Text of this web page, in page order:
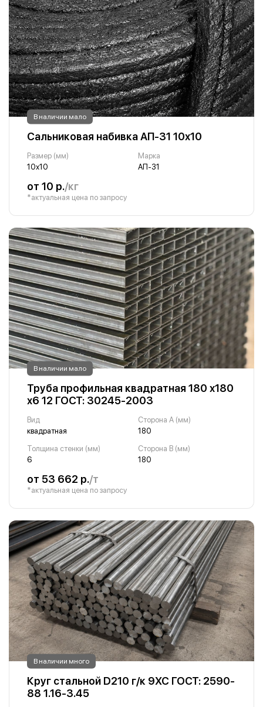
В наличии мало
Сальниковая набивка АП-31 10х10
Размер (мм)
10х10
Марка
АП-31
от 10 р./кг
*актуальная цена по запросу
В наличии мало
Труба профильная квадратная 180 х180
х6 12 ГОСТ: 30245-2003
Вид
квадратная
Сторона A (мм)
180
Толщина стенки (мм)
6
Сторона B (мм)
180
от 53 662 р./т
*актуальная цена по запросу
В наличии много
Круг стальной D210 г/к 9ХС ГОСТ: 2590-
88 1.16-3.45